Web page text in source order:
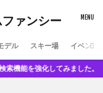
ファンシー
デル スキー場 イベント
化してみました。